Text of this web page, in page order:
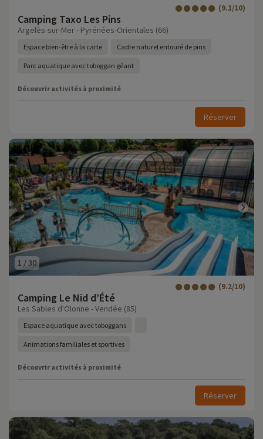
Camping Taxo Les Pins
(9.1/10)
Argelès-sur-Mer - Pyrénées-Orientales (66)
Espace bien-être à la carte Cadre naturel entouré de pins
Parc aquatique avec toboggan géant
Découvrir activités à proximité
Réserver
1 /30
Camping Le Nid d’Été
(9.2/10)
Les Sables d'Olonne - Vendée (85)
Espace aquatique avec toboggans
Animations familiales et sportives
Découvrir activités à proximité
Réserver